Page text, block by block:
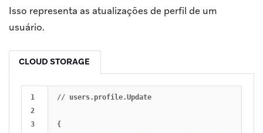
Isso representa as atualizações de perfil de um
usuário.
CLOUD STORAGE
1
2
3
// users.profile.Update
{